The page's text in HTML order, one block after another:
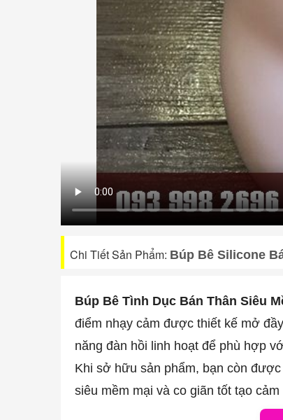
Chi Tiết Sản Phẩm: Búp Bê Silicone
Búp Bê Tình Dục Bán Thân Siêu
điểm nhạy cảm được thiết kế mở
năng đàn hồi linh hoạt để phù hợp
Khi sở hữu sản phẩm, bạn còn
siêu mềm mại và co giãn tốt tạo